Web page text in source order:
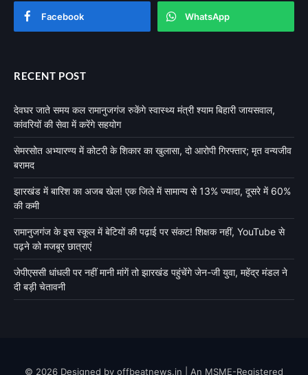
Facebook WhatsApp
RECENT POST
देवघर जाते समय कल रामानुजगंज रुकेंगे स्वास्थ्य मंत्री श्याम बिहारी जायसवाल,
कांवरियों की सेवा में करेंगे सहयोग
सेमरसोत अभ्यारण्य में कोटरी के शिकार का खुलासा, दो आरोपी गिरफ्तार; मृत वन्यजीव
बरामद
झारखंड में बारिश का अजब खेल! एक जिले में सामान्य से 13% ज्यादा, दूसरे में 60%
की कमी
रामानुजगंज के इस स्कूल में बेटियों की पढ़ाई पर संकट! शिक्षक नहीं, YouTube से
पढ़ने को मजबूर छात्राएं
जेपीएससी धांधली पर नहीं मानी मांगें तो झारखंड पहुंचेंगे जेन-जी युवा, महेंद्र मंडल ने
दी बड़ी चेतावनी
© 2026 Designed by offbeatnews.in | An MSME-Registered